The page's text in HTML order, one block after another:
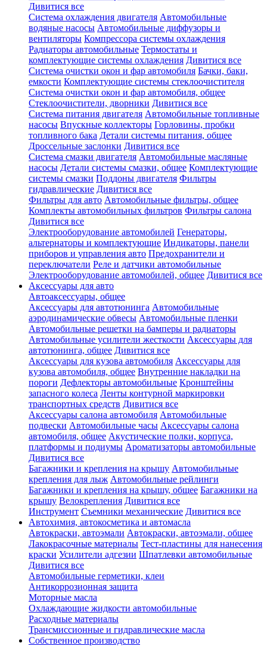
Дивитися все
Система охлаждения двигателя Автомобильные
водяные насосы Автомобильные диффузоры и
вентиляторы Компрессора системы охлаждения
Радиаторы автомобильные Термостаты и
комплектующие системы охлаждения Дивитися все
Система очистки окон и фар автомобиля Бачки, баки,
емкости Комплектующие системы стеклоочистителя
Система очистки окон и фар автомобиля, общее
Стеклоочистители, дворники Дивитися все
Система питания двигателя Автомобильные топливные
насосы Впускные коллекторы Горловины, пробки
топливного бака Детали системы питания, общее
Дроссельные заслонки Дивитися все
Система смазки двигателя Автомобильные масляные
насосы Детали системы смазки, общее Комплектующие
системы смазки Поддоны двигателя Фильтры
гидравлические Дивитися все
Фильтры для авто Автомобильные фильтры, общее
Комплекты автомобильных фильтров Фильтры салона
Дивитися все
Электрооборудование автомобилей Генераторы,
альтернаторы и комплектующие Индикаторы, панели
приборов и управления авто Предохранители и
переключатели Реле и датчики автомобильные
Электрооборудование автомобилей, общее Дивитися все
Аксессуары для авто
Автоаксессуары, общее
Аксессуары для автотюнинга Автомобильные
аэродинамические обвесы Автомобильные пленки
Автомобильные решетки на бамперы и радиаторы
Автомобильные усилители жесткости Аксессуары для
автотюнинга, общее Дивитися все
Аксессуары для кузова автомобиля Аксессуары для
кузова автомобиля, общее Внутренние накладки на
пороги Дефлекторы автомобильные Кронштейны
запасного колеса Ленты контурной маркировки
транспортных средств Дивитися все
Аксессуары салона автомобиля Автомобильные
подвески Автомобильные часы Аксессуары салона
автомобиля, общее Акустические полки, корпуса,
платформы и подиумы Ароматизаторы автомобильные
Дивитися все
Багажники и крепления на крышу Автомобильные
крепления для лыж Автомобильные рейлинги
Багажники и крепления на крышу, общее Багажники на
крышу Велокрепления Дивитися все
Инструмент Съемники механические Дивитися все
Автохимия, автокосметика и автомасла
Автокраски, автоэмали Автокраски, автоэмали, общее
Лакокрасочные материалы Тест-пластины для нанесения
краски Усилители адгезии Шпатлевки автомобильные
Дивитися все
Автомобильные герметики, клеи
Антикоррозионная защита
Моторные масла
Охлаждающие жидкости автомобильные
Расходные материалы
Трансмиссионные и гидравлические масла
Собственное производство